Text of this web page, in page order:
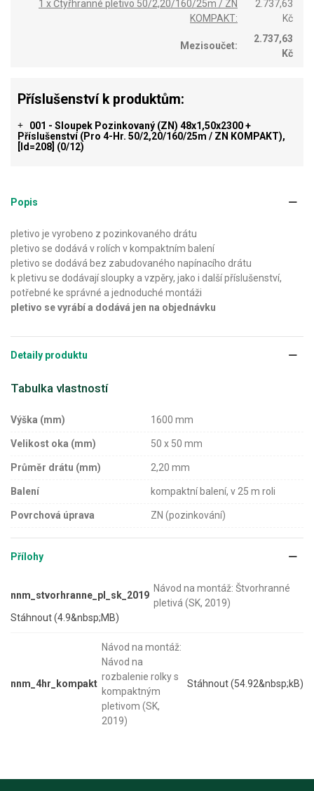
1 x Čtyřhranné pletivo 50/2,20/160/25m / ZN
KOMPAKT:
2.737,63
Kč
Mezisoučet:
2.737,63
Kč
Příslušenství k produktům:
+
001 - Sloupek Pozinkovaný (ZN) 48x1,50x2300 +
Příslušenství (pro 4-Hr. 50/2,20/160/25m / ZN KOMPAKT),
[id=208] (0/12)
Popis
pletivo je vyrobeno z pozinkovaného drátu
pletivo se dodává v rolích v kompaktním balení
pletivo se dodává bez zabudovaného napínacího drátu
k pletivu se dodávají sloupky a vzpěry, jako i další příslušenství,
potřebné ke správné a jednoduché montáži
pletivo se vyrábí a dodává jen na objednávku
Detaily produktu
Tabulka vlastností
Výška (mm) 1600 mm
Velikost oka (mm) 50 x 50 mm
Průměr drátu (mm) 2,20 mm
Balení kompaktní balení, v 25 m roli
Povrchová úprava ZN (pozinkování)
Přílohy
nnm_stvorhranne_pl_sk_2019
Návod na montáž: Štvorhranné
pletivá (SK, 2019)
Stáhnout (4.9&nbsp;MB)
nnm_4hr_kompakt
Návod na montáž:
Návod na
rozbalenie rolky s
kompaktným
pletivom (SK,
2019)
Stáhnout (54.92&nbsp;kB)